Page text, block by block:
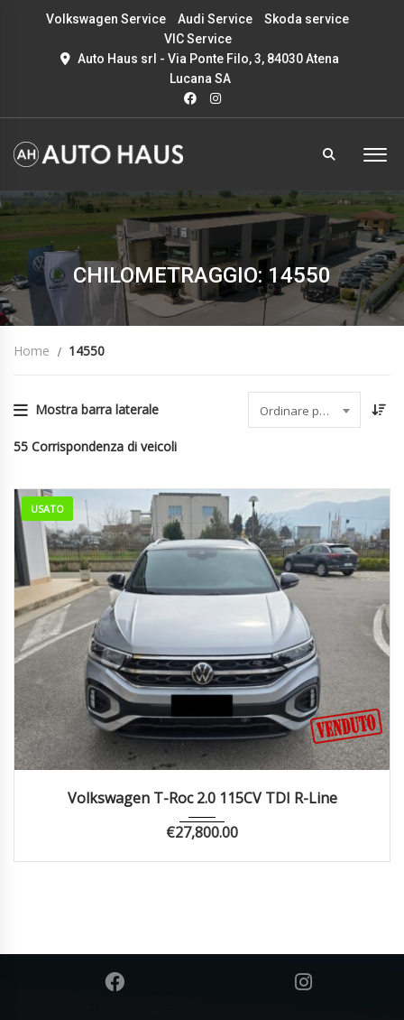
Volkswagen Service Audi Service
Skoda service
VIC Service
Auto Haus srl - Via Ponte Filo, 3, 84030 Atena
Lucana SA
CHILOMETRAGGIO: 14550
Home 14550
Mostra barra laterale Ordinare per data
55 Corrispondenza di veicoli
USATO
Volkswagen T-Roc 2.0 115CV TDI R-Line
€27,800.00